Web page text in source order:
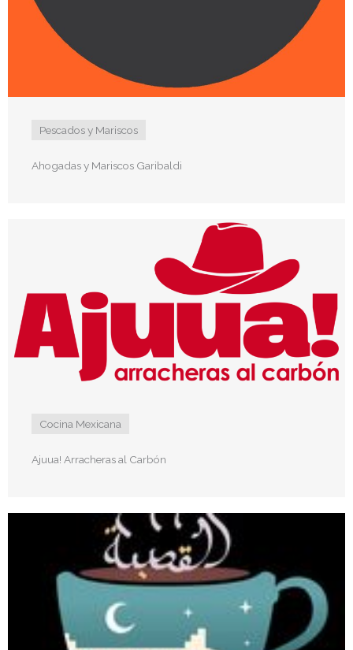
Pescados y Mariscos
Ahogadas y Mariscos Garibaldi
Cocina Mexicana
Ajuua! Arracheras al Carbón